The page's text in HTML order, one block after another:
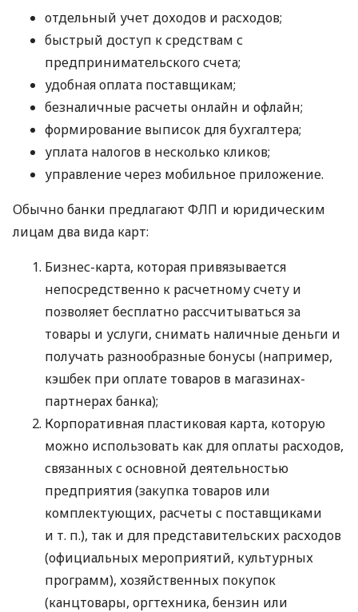
отдельный учет доходов и расходов;
быстрый доступ к средствам с
предпринимательского счета;
удобная оплата поставщикам;
безналичные расчеты онлайн и офлайн;
формирование выписок для бухгалтера;
уплата налогов в несколько кликов;
управление через мобильное приложение.
Обычно банки предлагают ФЛП и юридическим
лицам два вида карт:
Бизнес-карта, которая привязывается
непосредственно к расчетному счету и
позволяет бесплатно рассчитываться за
товары и услуги, снимать наличные деньги и
получать разнообразные бонусы (например,
кэшбек при оплате товаров в магазинах-
партнерах банка);
Корпоративная пластиковая карта, которую
можно использовать как для оплаты расходов,
связанных с основной деятельностью
предприятия (закупка товаров или
комплектующих, расчеты с поставщиками
и т. п.), так и для представительских расходов
(официальных мероприятий, культурных
программ), хозяйственных покупок
(канцтовары, оргтехника, бензин или